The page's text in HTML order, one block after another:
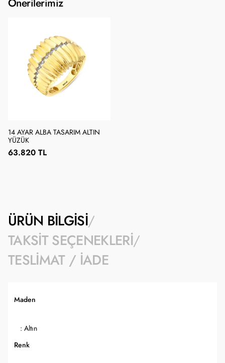
14 AYAR ALBA TASARIM ALTIN
YÜZÜK
63.820 TL
ÜRÜN BILGISI
TAKSIT SEÇENEKLERI
TESLIMAT / İADE
Maden
: Altın
Renk